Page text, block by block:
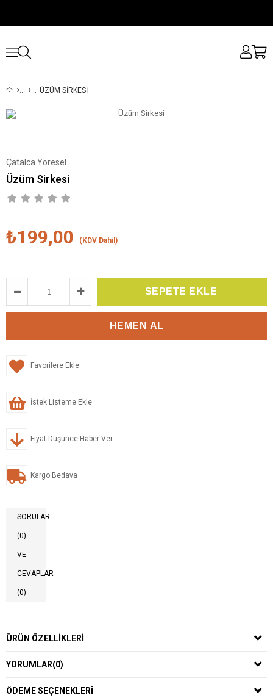
ÜZÜM SIRKESI
Çatalca Yöresel
Üzüm Sirkesi
₺199,00 (KDV Dahil)
Favorilere Ekle
İstek Listeme Ekle
Fiyat Düşünce Haber Ver
Kargo Bedava
SORULAR
(0)
VE
CEVAPLAR
(0)
ÜRÜN ÖZELLIKLERI
YORUMLAR(0)
ÖDEME SEÇENEKLERI